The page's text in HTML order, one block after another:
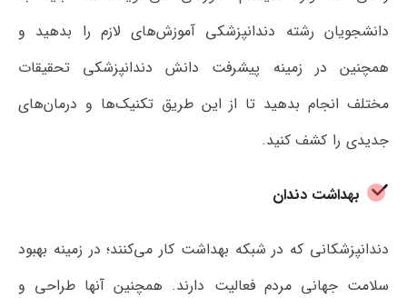
دانشجویان رشته دندانپزشکی آموزش‌های لازم را بدهید و
همچنین در زمینه پیشرفت دانش دندانپزشکی تحقیقات
مختلف انجام بدهید تا از این طریق تکنیک‌ها و درمان‌های
جدیدی را کشف کنید.
بهداشت دندان
دندانپزشکانی که در شبکه بهداشت کار می‌کنند؛ در زمینه بهبود
سلامت جهانی مردم فعالیت دارند. همچنین آنها طراحی و